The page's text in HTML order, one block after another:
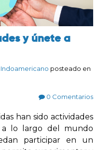
y únete a
posteado en
0 Comentarios
han sido actividades
a lo largo del mundo
participar en un